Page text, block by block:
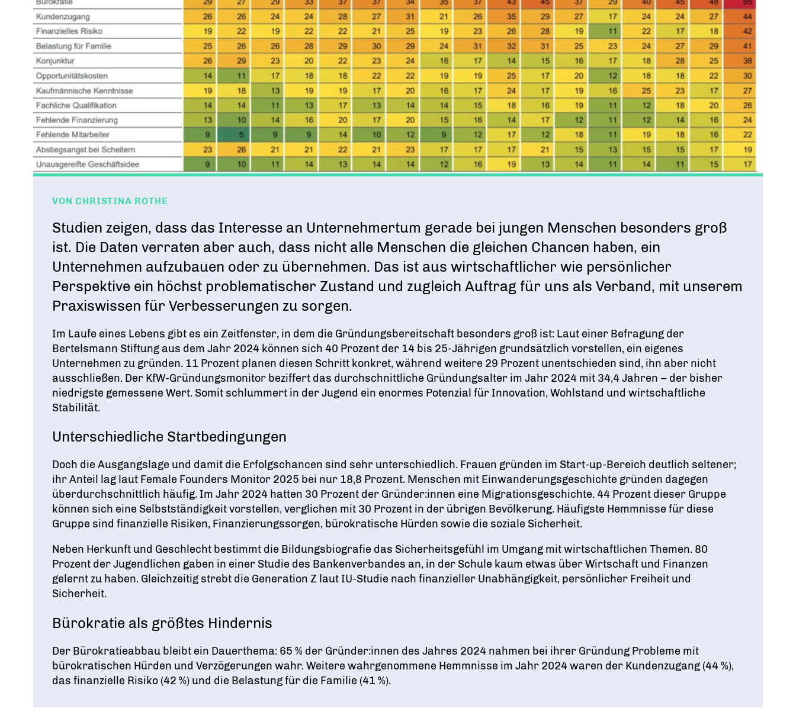
Bundesvorstand
DAS FÜHRUNGSTEAM DES VERBANDS
Tag der jungen Wirtschaft
WIRTSCHAFTSGIPFEL
Ein Tag Azubi
BERUFSEINSTIEG ERLEICHTERN
Digitalisierung
VON CHRISTINA ROTHE
Studien zeigen, dass das Interesse an Unternehmertum gerade bei jungen Menschen besonders groß
ist. Die Daten verraten aber auch, dass nicht alle Menschen die gleichen Chancen haben, ein
Unternehmen aufzubauen oder zu übernehmen. Das ist aus wirtschaftlicher wie persönlicher
Perspektive ein höchst problematischer Zustand und zugleich Auftrag für uns als Verband, mit unserem
Praxiswissen für Verbesserungen zu sorgen.
Im Laufe eines Lebens gibt es ein Zeitfenster, in dem die Gründungsbereitschaft besonders groß ist: Laut einer Befragung der
Bertelsmann Stiftung aus dem Jahr 2024 können sich 40 Prozent der 14 bis 25-Jährigen grundsätzlich vorstellen, ein eigenes
Unternehmen zu gründen. 11 Prozent planen diesen Schritt konkret, während weitere 29 Prozent unentschieden sind, ihn aber nicht
ausschließen. Der KfW-Gründungsmonitor beziffert das durchschnittliche Gründungsalter im Jahr 2024 mit 34,4 Jahren – der bisher
niedrigste gemessene Wert. Somit schlummert in der Jugend ein enormes Potenzial für Innovation, Wohlstand und wirtschaftliche
Stabilität.
Unterschiedliche Startbedingungen
Doch die Ausgangslage und damit die Erfolgschancen sind sehr unterschiedlich. Frauen gründen im Start-up-Bereich deutlich seltener;
ihr Anteil lag laut Female Founders Monitor 2025 bei nur 18,8 Prozent. Menschen mit Einwanderungsgeschichte gründen dagegen
überdurchschnittlich häufig. Im Jahr 2024 hatten 30 Prozent der Gründer:innen eine Migrationsgeschichte. 44 Prozent dieser Gruppe
können sich eine Selbstständigkeit vorstellen, verglichen mit 30 Prozent in der übrigen Bevölkerung. Häufigste Hemmnisse für diese
Gruppe sind finanzielle Risiken, Finanzierungssorgen, bürokratische Hürden sowie die soziale Sicherheit.
Neben Herkunft und Geschlecht bestimmt die Bildungsbiografie das Sicherheitsgefühl im Umgang mit wirtschaftlichen Themen. 80
Prozent der Jugendlichen gaben in einer Studie des Bankenverbandes an, in der Schule kaum etwas über Wirtschaft und Finanzen
gelernt zu haben. Gleichzeitig strebt die Generation Z laut IU-Studie nach finanzieller Unabhängigkeit, persönlicher Freiheit und
Sicherheit.
Bürokratie als größtes Hindernis
Der Bürokratieabbau bleibt ein Dauerthema: 65 % der Gründer:innen des Jahres 2024 nahmen bei ihrer Gründung Probleme mit
bürokratischen Hürden und Verzögerungen wahr. Weitere wahrgenommene Hemmnisse im Jahr 2024 waren der Kundenzugang (44 %),
das finanzielle Risiko (42 %) und die Belastung für die Familie (41 %).